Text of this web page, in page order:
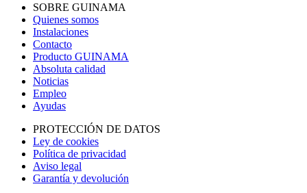
SOBRE GUINAMA
Quienes somos
Instalaciones
Contacto
Producto GUINAMA
Absoluta calidad
Noticias
Empleo
Ayudas
PROTECCIÓN DE DATOS
Ley de cookies
Política de privacidad
Aviso legal
Garantía y devolución